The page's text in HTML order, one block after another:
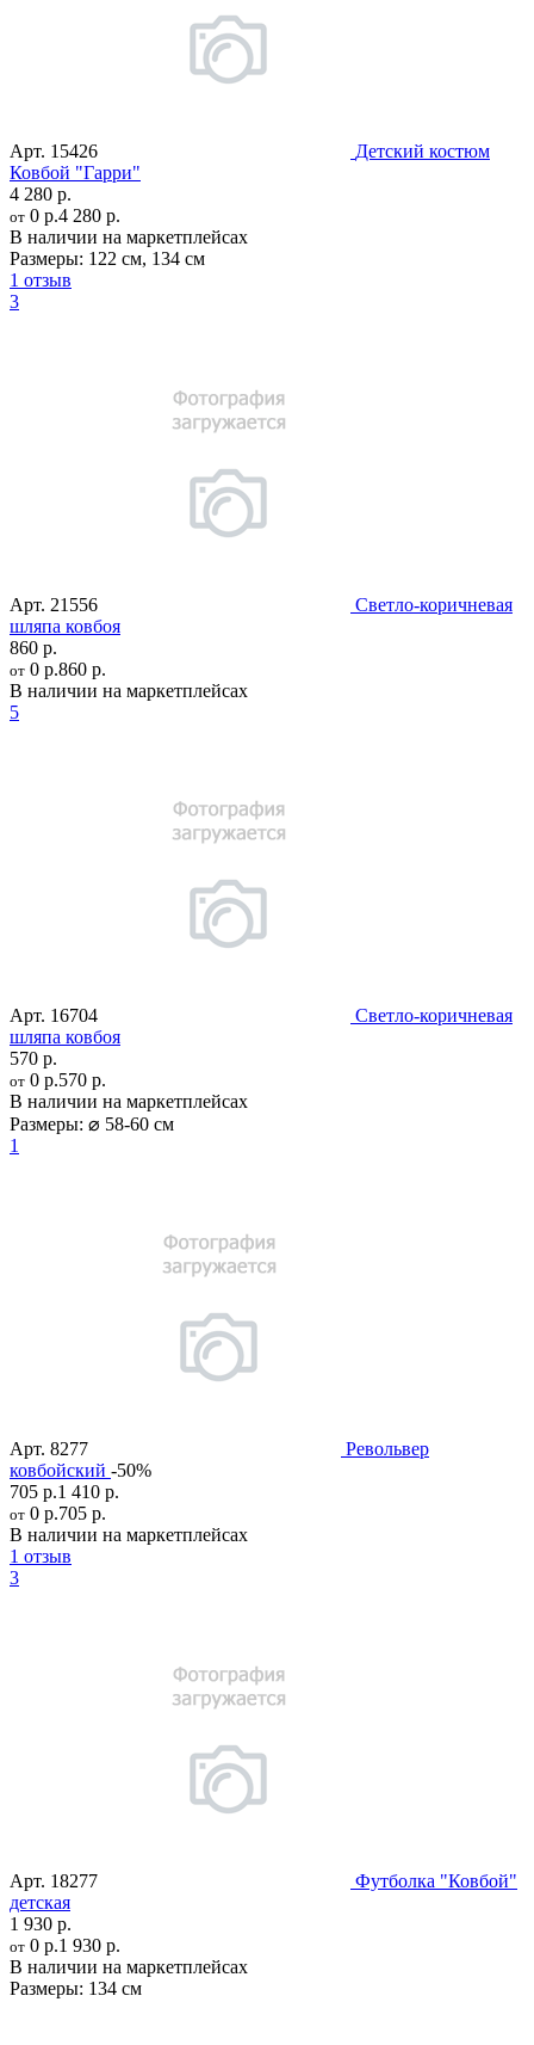
Арт. 15426
Детский костюм
Ковбой "Гарри"
4 280 р.
от 0 р.4 280 р.
В наличии на маркетплейсах
Размеры: 122 см, 134 см
1 отзыв
3
Арт. 21556
Светло-коричневая
шляпа ковбоя
860 р.
от 0 р.860 р.
В наличии на маркетплейсах
5
Арт. 16704
Светло-коричневая
шляпа ковбоя
570 р.
от 0 р.570 р.
В наличии на маркетплейсах
Размеры: ⌀ 58-60 см
1
Арт. 8277
Револьвер
ковбойский -50%
705 р.1 410 р.
от 0 р.705 р.
В наличии на маркетплейсах
1 отзыв
3
Арт. 18277
Футболка "Ковбой"
детская
1 930 р.
от 0 р.1 930 р.
В наличии на маркетплейсах
Размеры: 134 см